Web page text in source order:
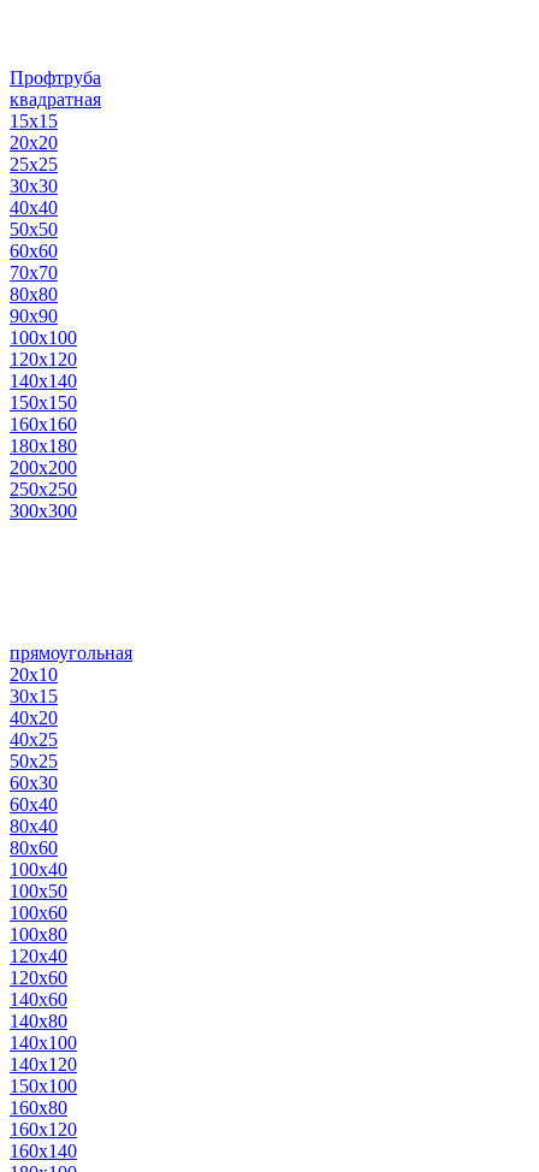
Профтруба
квадратная
15х15
20х20
25х25
30х30
40х40
50х50
60х60
70х70
80х80
90х90
100х100
120х120
140х140
150х150
160х160
180х180
200х200
250х250
300х300
прямоугольная
20х10
30х15
40х20
40х25
50х25
60х30
60х40
80х40
80х60
100х40
100х50
100х60
100х80
120х40
120х60
140х60
140х80
140х100
140х120
150х100
160х80
160х120
160х140